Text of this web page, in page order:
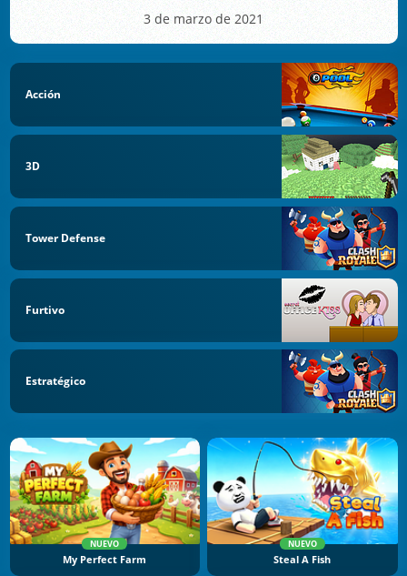
3 de marzo de 2021
Acción
3D
Tower Defense
Furtivo
Estratégico
NUEVO
My Perfect Farm
NUEVO
Steal A Fish